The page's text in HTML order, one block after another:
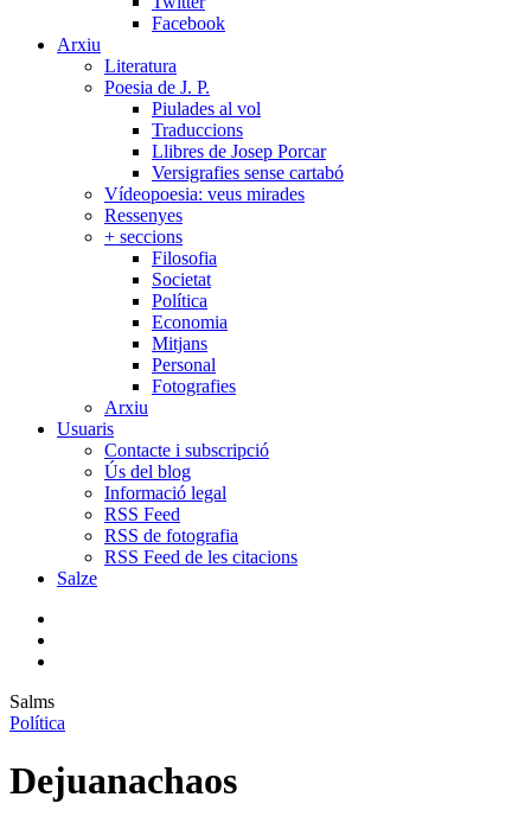
Facebook
Arxiu
Literatura
Poesia de J. P.
Piulades al vol
Traduccions
Llibres de Josep Porcar
Versigrafies sense cartabó
Vídeopoesia: veus mirades
Ressenyes
+ seccions
Filosofia
Societat
Política
Economia
Mitjans
Personal
Fotografies
Arxiu
Usuaris
Contacte i subscripció
Ús del blog
Informació legal
RSS Feed
RSS de fotografia
RSS Feed de les citacions
Salze
Salms
Política
Dejuanachaos